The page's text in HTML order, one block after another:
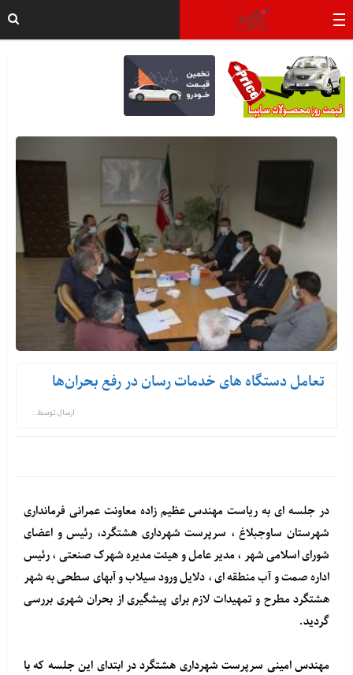
تعامل دستگاه های خدمات رسان در رفع بحران‌ها
ارسال توسط :
در جلسه ای به ریاست مهندس عظیم زاده معاونت عمرانی فرمانداری
شهرستان ساوجبلاغ ، سرپرست شهرداری هشتگرد، رئیس و اعضای
شورای اسلامی شهر ، مدیر عامل و هیئت مدیره شهرک صنعتی ، رئیس
اداره صمت و آب منطقه ای ، دلایل ورود سیلاب و آبهای سطحی به شهر
هشتگرد مطرح و تمهیدات لازم برای پیشگیری از بحران شهری بررسی
گردید.
مهندس امینی سرپرست شهرداری هشتگرد در ابتدای این جلسه که با